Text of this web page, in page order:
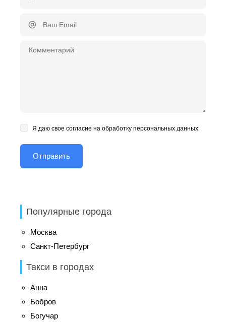
Я даю свое согласие на обработку персональных данных
Популярные города
Москва
Санкт-Петербург
Такси в городах
Анна
Бобров
Богучар